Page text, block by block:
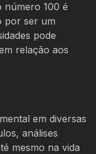
número 100 é
por ser um
pode
relação aos
em diversas
análises
mesmo na vida